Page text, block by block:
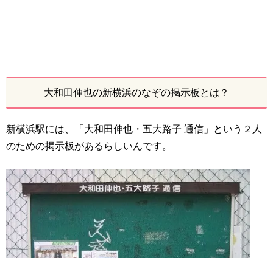
大和田伸也の新横浜のなぞの掲示板とは？
新横浜駅には、「大和田伸也・五大路子 通信」という２人
のための掲示板があるらしいんです。